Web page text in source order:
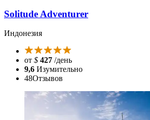
Solitude Adventurer
Индонезия
от $ 427 /день
9,6 Изумительно
48Отзывов